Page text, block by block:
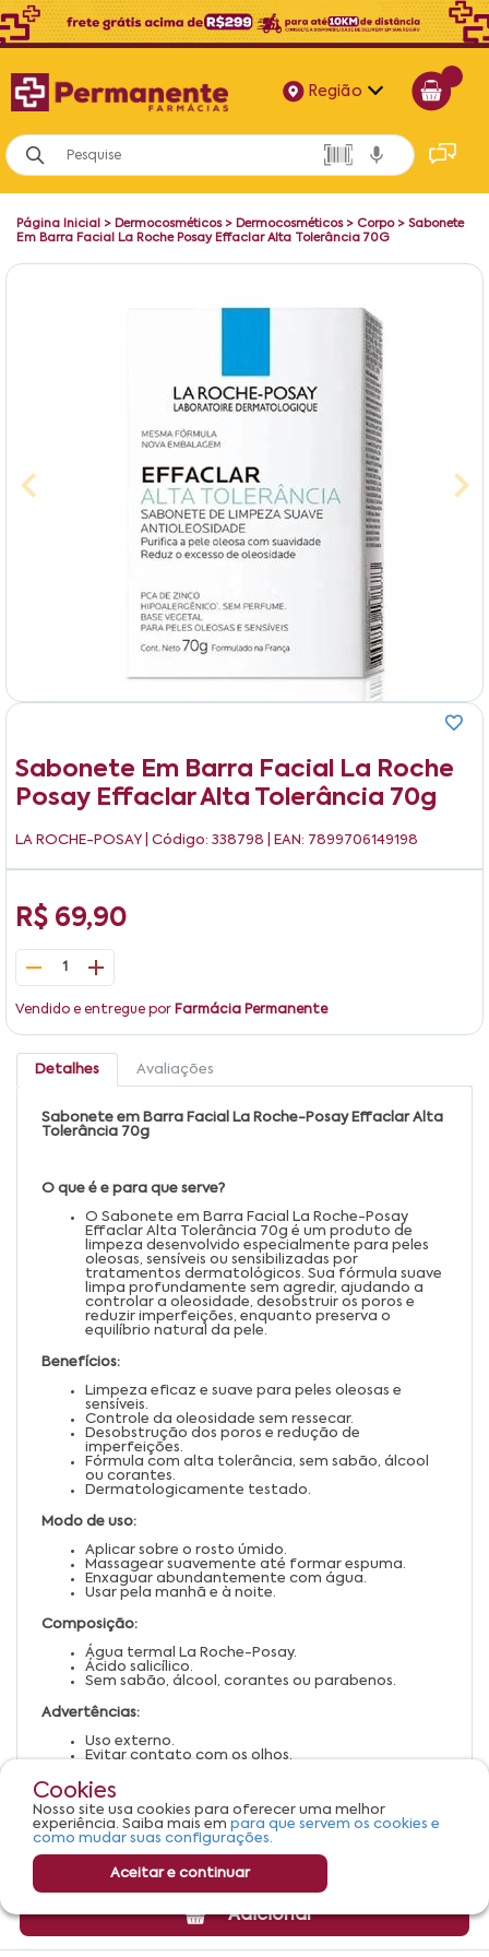
Região
Alagoas
Bahia
Paraíba
Página Inicial > Dermocosméticos> Dermocosméticos> Corpo> Sabonete
Em Barra Facial La Roche Posay Effaclar Alta Tolerância 70G
Sabonete Em Barra Facial La Roche
Posay Effaclar Alta Tolerância 70g
LA ROCHE-POSAY | Código: 338798 | EAN: 7899706149198
R$ 69,90
1
Vendido e entregue por Farmácia Permanente
Adicionar
Detalhes Avaliações
Sabonete em Barra Facial La Roche-Posay Effaclar Alta
Tolerância 70g
O que é e para que serve?
O Sabonete em Barra Facial La Roche-Posay
Effaclar Alta Tolerância 70g é um produto de
limpeza desenvolvido especialmente para peles
oleosas, sensíveis ou sensibilizadas por
tratamentos dermatológicos. Sua fórmula suave
limpa profundamente sem agredir, ajudando a
controlar a oleosidade, desobstruir os poros e
reduzir imperfeições, enquanto preserva o
equilíbrio natural da pele.
Benefícios:
Limpeza eficaz e suave para peles oleosas e
sensíveis.
Controle da oleosidade sem ressecar.
Desobstrução dos poros e redução de
imperfeições.
Fórmula com alta tolerância, sem sabão, álcool
ou corantes.
Dermatologicamente testado.
Modo de uso:
Aplicar sobre o rosto úmido.
Massagear suavemente até formar espuma.
Enxaguar abundantemente com água.
Usar pela manhã e à noite.
Composição:
Água termal La Roche-Posay.
Ácido salicílico.
Sem sabão, álcool, corantes ou parabenos.
Advertências:
Uso externo.
Evitar contato com os olhos.
orientação médica.
Manter fora do alcance de crianças.
Conservar em local fresco e protegido da luz solar
direta.
Cookies
Nosso site usa cookies para oferecer uma melhor
experiência. Saiba mais em para que servem os cookies e
como mudar suas configurações.
Aceitar e continuar